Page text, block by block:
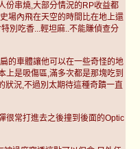
份串燒,大部分情況的RP收益都
場內飛在天空的時間比在地上還
別吃香...輕坦麻..不能賺偵查分
的車體讓他可以在一些奇怪的地
上是吸傷區,滿多次都是那塊吃到
況,不過別太期待這種奇蹟一直
很常打進去之後撞到後面的Optic